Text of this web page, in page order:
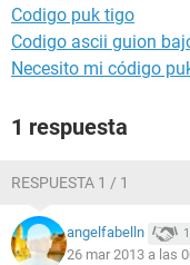
Codigo puk tigo
Codigo ascii guion
Necesito mi código
1 respuesta
RESPUESTA 1 / 1
angelfabelln
26 mar 2013 a las